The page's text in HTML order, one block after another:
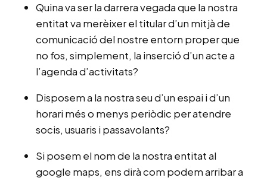
Quina va ser la darrera vegada que la nostra
entitat va merèixer el titular d’un mitjà de
comunicació del nostre entorn proper que
no fos, simplement, la inserció d’un acte a
l’agenda d’activitats?
Disposem a la nostra seu d’un espai i d’un
horari més o menys periòdic per atendre
socis, usuaris i passavolants?
Si posem el nom de la nostra entitat al
google maps, ens dirà com podem arribar a